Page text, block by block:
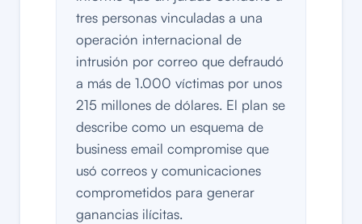
tres personas vinculadas a una
operación internacional de
intrusión por correo que defraudó
a más de 1.000 víctimas por unos
215 millones de dólares. El plan se
describe como un esquema de
business email compromise que
usó correos y comunicaciones
comprometidos para generar
ganancias ilícitas.